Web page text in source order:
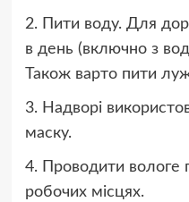
2. Пити воду. Для
в день (включно з
Також варто пити
3. Надворі
маску.
4. Проводити вологе
робочих місцях.